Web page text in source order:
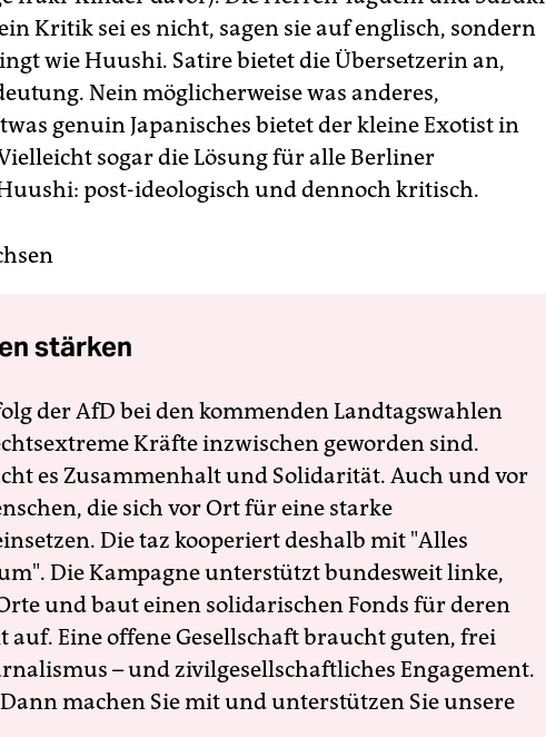
Kritik sei es nicht, sagen sie auf englisch, sondern
wie Huushi. Satire bietet die Übersetzerin an,
Nein möglicherweise was anderes,
genuin Japanisches bietet der kleine Exotist in
sogar die Lösung für alle Berliner
post-ideologisch und dennoch kritisch.
stärken
der AfD bei den kommenden Landtagswahlen
Kräfte inzwischen geworden sind.
es Zusammenhalt und Solidarität. Auch und vor
die sich vor Ort für eine starke
Die taz kooperiert deshalb mit "Alles
Die Kampagne unterstützt bundesweit linke,
und baut einen solidarischen Fonds für deren
auf. Eine offene Gesellschaft braucht guten, frei
– und zivilgesellschaftliches Engagement.
machen Sie mit und unterstützen Sie unsere